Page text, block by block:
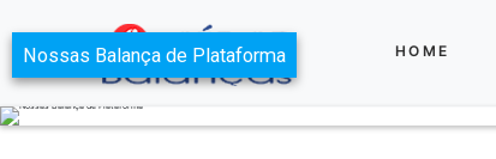
HOME
Nossas Balança de Plataforma